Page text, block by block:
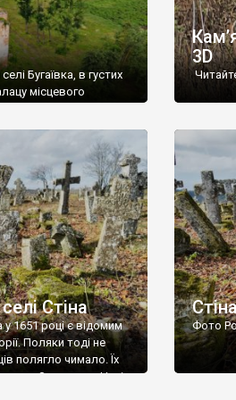
Бугаївка, в густих
місцевого
60-х роках минулого
лікарню. Коли із
[…]
3D
Стіна
1651 році є відомим
Поляки тоді не
полягло чимало. Їх
Замковим. Нині
Фото